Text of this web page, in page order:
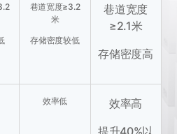
巷道宽度≥3.2
米
存储密度较低
巷道宽度
≥2.1米
存储密度高
效率低
效率高
提升40%以